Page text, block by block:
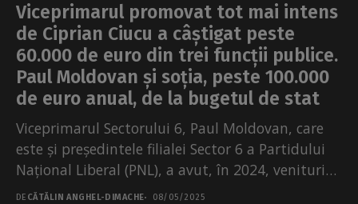
Viceprimarul promovat tot mai intens
de Ciprian Ciucu a câștigat peste
60.000 de euro din trei funcții publice.
Paul Moldovan și soția, peste 100.000
de euro anual, de la bugetul de stat
Viceprimarul Sectorului 6, Paul Moldovan, care
este și președintele filialei Sector 6 a Partidului
Național Liberal (PNL), a avut, în 2024, venituri
de...
DE CĂTĂLIN ANGHEL-DIMACHE 08/05/2025